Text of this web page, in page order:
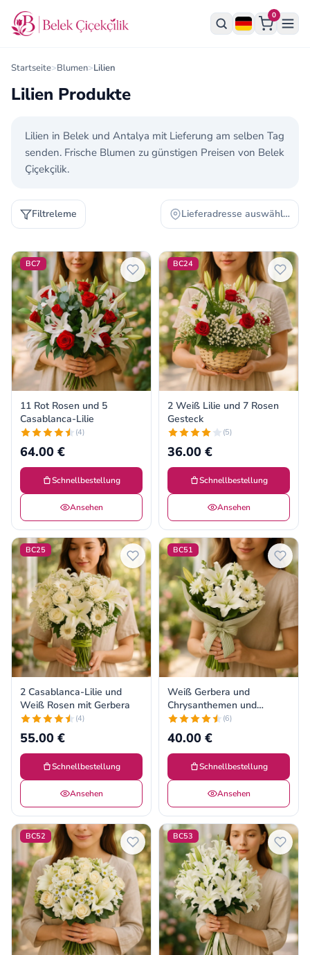
0
Startseite>Blumen>Lilien
Lilien Produkte
Lilien in Belek und Antalya mit Lieferung am selben Tag
senden. Frische Blumen zu günstigen Preisen von Belek
Çiçekçilik.
Filtreleme Lieferadresse auswählen
Lilien Produkte
BC7
11 Rot Rosen und 5
Casablanca-Lilie
(4)
64.00 €
Schnellbestellung
Ansehen
BC24
2 Weiß Lilie und 7 Rosen
Gesteck
(5)
36.00 €
Schnellbestellung
Ansehen
BC25
2 Casablanca-Lilie und
Weiß Rosen mit Gerbera
(4)
55.00 €
Schnellbestellung
Ansehen
BC51
Weiß Gerbera und
Chrysanthemen und
Casablanca-Lilie
(6)
40.00 €
Schnellbestellung
Ansehen
BC52 BC53